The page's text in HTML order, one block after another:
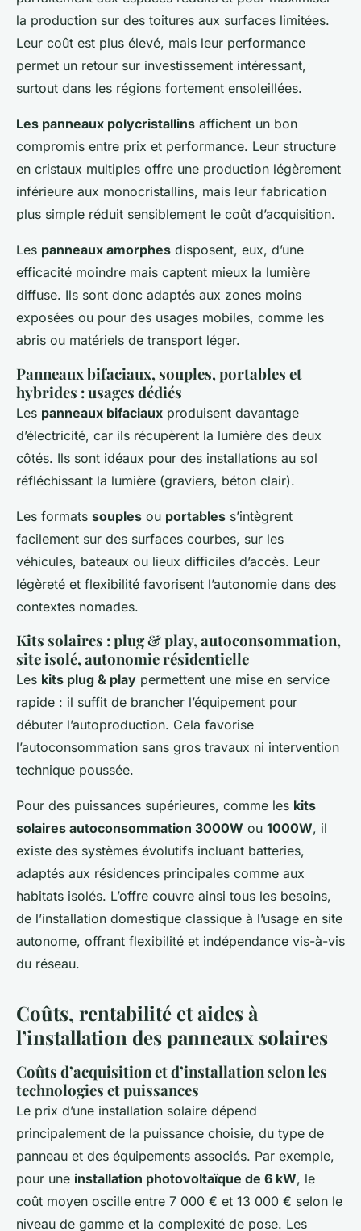
la production sur des toitures aux surfaces limitées.
Leur coût est plus élevé, mais leur performance
permet un retour sur investissement intéressant,
surtout dans les régions fortement ensoleillées.
Les panneaux polycristallins affichent un bon
compromis entre prix et performance. Leur structure
en cristaux multiples offre une production légèrement
inférieure aux monocristallins, mais leur fabrication
plus simple réduit sensiblement le coût d’acquisition.
Les panneaux amorphes disposent, eux, d’une
efficacité moindre mais captent mieux la lumière
diffuse. Ils sont donc adaptés aux zones moins
exposées ou pour des usages mobiles, comme les
abris ou matériels de transport léger.
Panneaux bifaciaux, souples, portables et
hybrides : usages dédiés
Les panneaux bifaciaux produisent davantage
d’électricité, car ils récupèrent la lumière des deux
côtés. Ils sont idéaux pour des installations au sol
réfléchissant la lumière (graviers, béton clair).
Les formats souples ou portables s’intègrent
facilement sur des surfaces courbes, sur les
véhicules, bateaux ou lieux difficiles d’accès. Leur
légèreté et flexibilité favorisent l’autonomie dans des
contextes nomades.
Kits solaires : plug & play, autoconsommation,
site isolé, autonomie résidentielle
Les kits plug & play permettent une mise en service
rapide : il suffit de brancher l’équipement pour
débuter l’autoproduction. Cela favorise
l’autoconsommation sans gros travaux ni intervention
technique poussée.
Pour des puissances supérieures, comme les kits
solaires autoconsommation 3000W ou 1000W, il
existe des systèmes évolutifs incluant batteries,
adaptés aux résidences principales comme aux
habitats isolés. L’offre couvre ainsi tous les besoins,
de l’installation domestique classique à l’usage en site
autonome, offrant flexibilité et indépendance vis-à-vis
du réseau.
Coûts, rentabilité et aides à
l’installation des panneaux solaires
Coûts d’acquisition et d’installation selon les
technologies et puissances
Le prix d’une installation solaire dépend
principalement de la puissance choisie, du type de
panneau et des équipements associés. Par exemple,
pour une installation photovoltaïque de 6 kW, le
coût moyen oscille entre 7 000 € et 13 000 € selon le
niveau de gamme et la complexité de pose. Les